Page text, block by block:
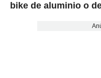
bike de aluminio o